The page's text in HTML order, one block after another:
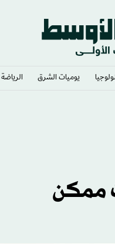
يوميات الشرق​ الرياضة
ممكن